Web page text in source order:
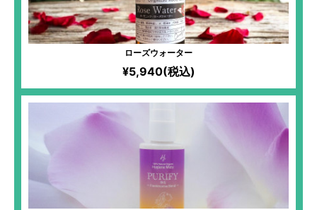
ローズウォーター
¥5,940(税込)